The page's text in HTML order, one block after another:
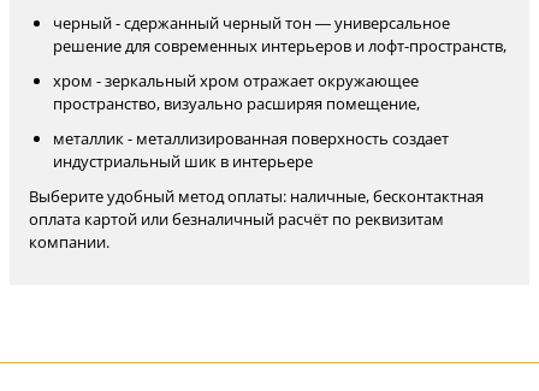
черный - сдержанный черный тон — универсальное
решение для современных интерьеров и лофт-пространств,
хром - зеркальный хром отражает окружающее
пространство, визуально расширяя помещение,
металлик - металлизированная поверхность создает
индустриальный шик в интерьере
Выберите удобный метод оплаты: наличные, бесконтактная
оплата картой или безналичный расчёт по реквизитам
компании.